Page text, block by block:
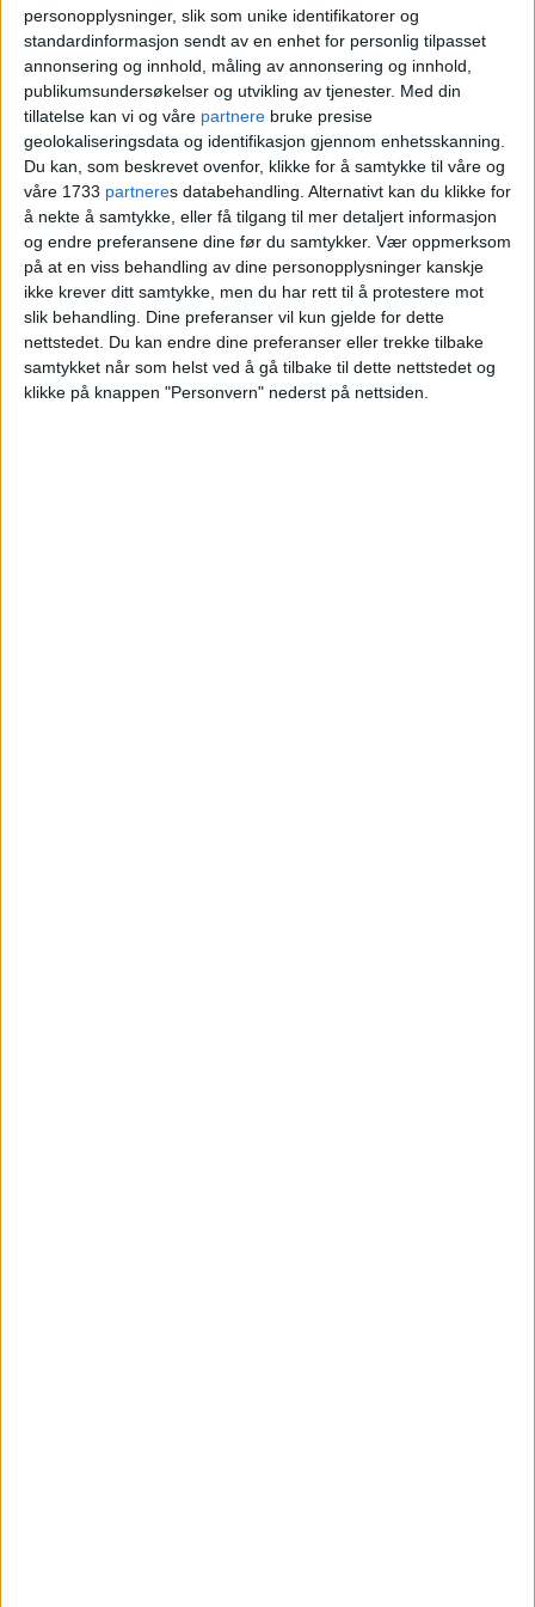
personopplysninger, slik som unike identifikatorer og
standardinformasjon sendt av en enhet for personlig tilpasset
annonsering og innhold, måling av annonsering og innhold,
publikumsundersøkelser og utvikling av tjenester. Med din
tillatelse kan vi og våre partnere bruke presise
geolokaliseringsdata og identifikasjon gjennom enhetsskanning.
Du kan, som beskrevet ovenfor, klikke for å samtykke til våre og
våre 1733 partneres databehandling. Alternativt kan du klikke for
å nekte å samtykke, eller få tilgang til mer detaljert informasjon
og endre preferansene dine før du samtykker. Vær oppmerksom
på at en viss behandling av dine personopplysninger kanskje
ikke krever ditt samtykke, men du har rett til å protestere mot
slik behandling. Dine preferanser vil kun gjelde for dette
nettstedet. Du kan endre dine preferanser eller trekke tilbake
samtykket når som helst ved å gå tilbake til dette nettstedet og
klikke på knappen "Personvern" nederst på nettsiden.
vaksinemotstanderne skal ha vært
verbalt utagerende.
– De har laget støy og ytret sin motstand
mot vaksiner, forklarer Sylju.
Hun sier politiet i første omgang trodde
det dreide seg om en demonstrasjon som
ikke var meldt inn, men skjønte da de
ankom stedet, at det dreide seg om noe